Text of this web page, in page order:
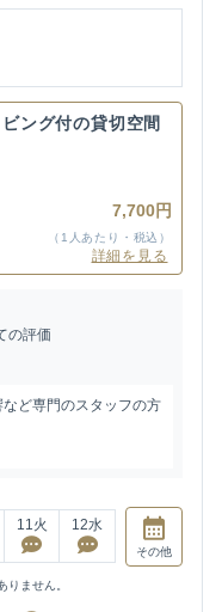
ング付の貸切空間
7,700円
（1人あたり・税込）
詳細を見る
の評価
ど専門のスタッフの方
11火 12水
その他
ません。